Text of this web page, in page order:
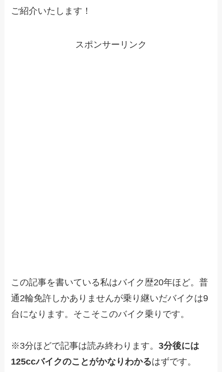
ご紹介いたします！
スポンサーリンク
この記事を書いている私はバイク歴20年ほど。普
通2輪免許しかありませんが乗り継いだバイクは9
台になります。そこそこのバイク乗りです。
※3分ほどで記事は読み終わります。3分後には
125ccバイクのことがかなりわかるはずです。